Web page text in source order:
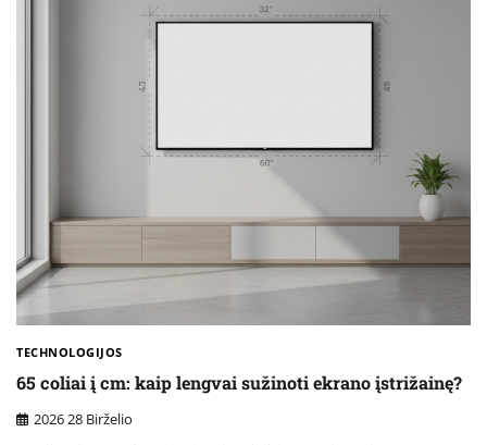
TECHNOLOGIJOS
65 coliai į cm: kaip lengvai sužinoti ekrano įstrižainę?
2026 28 Birželio